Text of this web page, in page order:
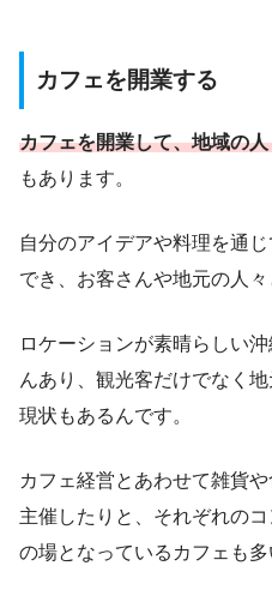
カフェを開業する
カフェを開業して、地域の
もあります。
自分のアイデアや料理を通
でき、お客さんや地元の人々
ロケーションが素晴らしい
んあり、観光客だけでなく
現状もあるんです。
カフェ経営とあわせて雑貨
主催したりと、それぞれの
の場となっているカフェも多